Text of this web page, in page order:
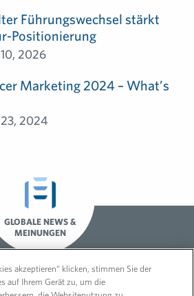
Führungswechsel stärkt
Positionierung
2026
Marketing 2024 – What’s
2024
GLOBALE NEWS &
MEINUNGEN
akzeptieren“ klicken, stimmen Sie der
auf Ihrem Gerät zu, um die